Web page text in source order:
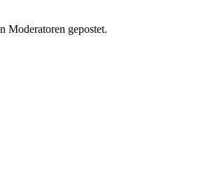
Moderatoren gepostet.